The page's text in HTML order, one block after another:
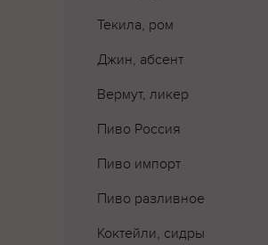
Текила, ром
Джин, абсент
Вермут, ликер
Пиво Россия
Пиво импорт
Пиво разливное
Коктейли, сидры